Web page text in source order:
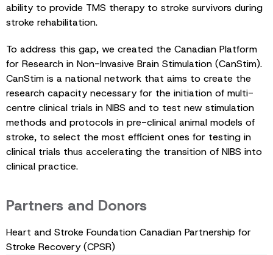
ability to provide TMS therapy to stroke survivors during
stroke rehabilitation.
To address this gap, we created the Canadian Platform
for Research in Non-Invasive Brain Stimulation (CanStim).
CanStim is a national network that aims to create the
research capacity necessary for the initiation of multi-
centre clinical trials in NIBS and to test new stimulation
methods and protocols in pre-clinical animal models of
stroke, to select the most efficient ones for testing in
clinical trials thus accelerating the transition of NIBS into
clinical practice.
Partners and Donors
Heart and Stroke Foundation Canadian Partnership for
Stroke Recovery (CPSR)